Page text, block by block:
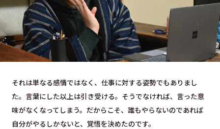
それは単なる感情ではなく、仕事に対する姿勢でもありまし
た。言葉にした以上は引き受ける。そうでなければ、言った意
味がなくなってしまう。だからこそ、誰もやらないのであれば
自分がやるしかないと、覚悟を決めたのです。